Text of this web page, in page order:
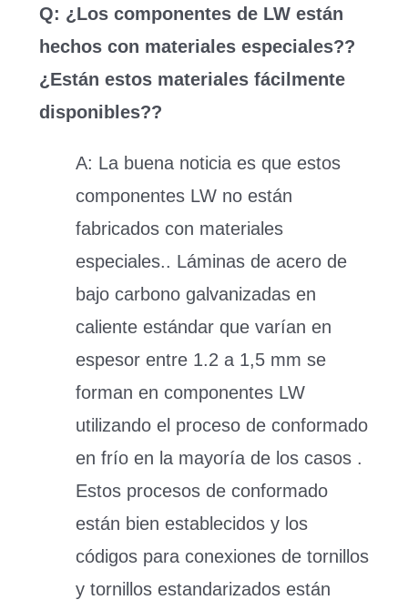
Q: ¿Los componentes de LW están
hechos con materiales especiales??
¿Están estos materiales fácilmente
disponibles??
A: La buena noticia es que estos
componentes LW no están
fabricados con materiales
especiales.. Láminas de acero de
bajo carbono galvanizadas en
caliente estándar que varían en
espesor entre 1.2 a 1,5 mm se
forman en componentes LW
utilizando el proceso de conformado
en frío en la mayoría de los casos .
Estos procesos de conformado
están bien establecidos y los
códigos para conexiones de tornillos
y tornillos estandarizados están